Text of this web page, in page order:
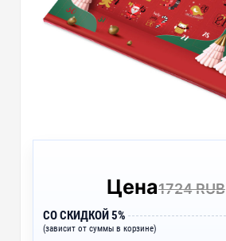
Цена1724 RUB
СО СКИДКОЙ 5%
(зависит от суммы в корзине)